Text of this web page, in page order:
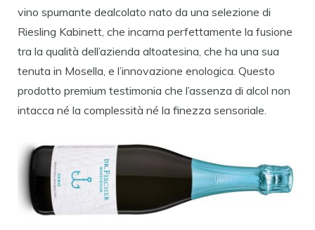
vino spumante dealcolato nato da una selezione di
Riesling Kabinett, che incarna perfettamente la fusione
tra la qualità dell’azienda altoatesina, che ha una sua
tenuta in Mosella, e l’innovazione enologica. Questo
prodotto premium testimonia che l’assenza di alcol non
intacca né la complessità né la finezza sensoriale.